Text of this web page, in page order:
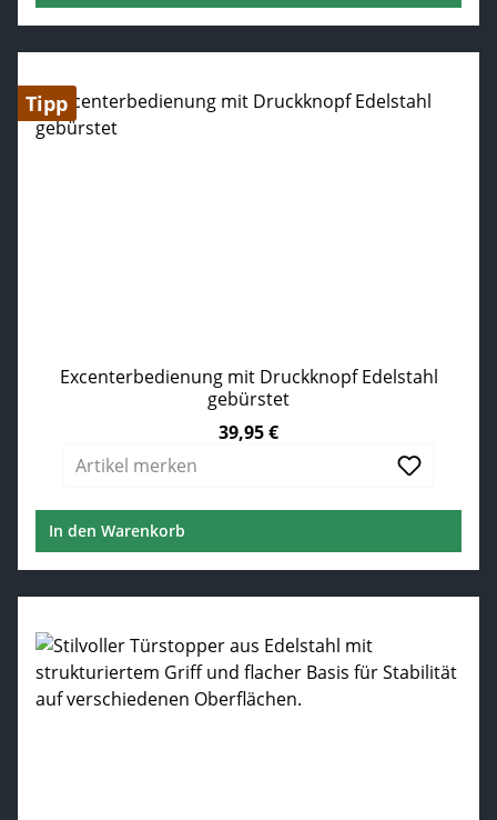
Tipp
Excenterbedienung mit Druckknopf Edelstahl
gebürstet
39,95 €
Artikel merken
In den Warenkorb